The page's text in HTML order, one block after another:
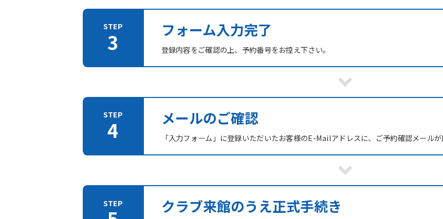
フォーム入力完了
登録内容をご確認の上、予約番号をお控え下さい。
メールのご確認
「入力フォーム」に登録いただいたお客様のE-Mailアドレスに、ご予約確認メールが
クラブ来館のうえ正式手続き